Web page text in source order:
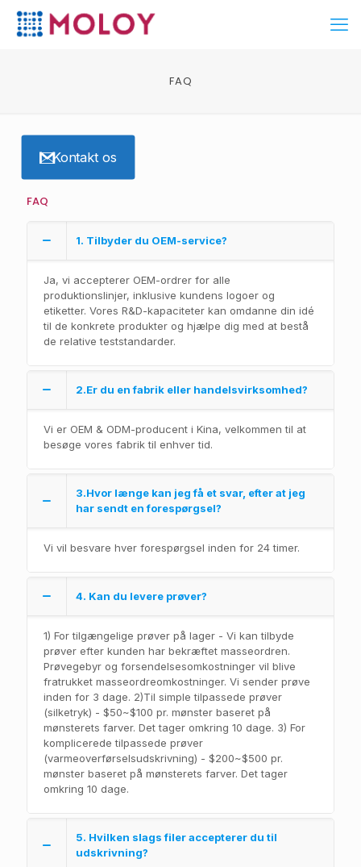
FAQ
Kontakt os
FAQ
1. Tilbyder du OEM-service?
Ja, vi accepterer OEM-ordrer for alle
produktionslinjer, inklusive kundens logoer og
etiketter. Vores R&D-kapaciteter kan omdanne din idé
til de konkrete produkter og hjælpe dig med at bestå
de relative teststandarder.
2.Er du en fabrik eller handelsvirksomhed?
Vi er OEM & ODM-producent i Kina, velkommen til at
besøge vores fabrik til enhver tid.
3.Hvor længe kan jeg få et svar, efter at jeg
har sendt en forespørgsel?
Vi vil besvare hver forespørgsel inden for 24 timer.
4. Kan du levere prøver?
1) For tilgængelige prøver på lager - Vi kan tilbyde
prøver efter kunden har bekræftet masseordren.
Prøvegebyr og forsendelsesomkostninger vil blive
fratrukket masseordreomkostninger. Vi sender prøve
inden for 3 dage. 2)Til simple tilpassede prøver
(silketryk) - $50~$100 pr. mønster baseret på
mønsterets farver. Det tager omkring 10 dage. 3) For
komplicerede tilpassede prøver
(varmeoverførselsudskrivning) - $200~$500 pr.
mønster baseret på mønsterets farver. Det tager
omkring 10 dage.
5. Hvilken slags filer accepterer du til
udskrivning?